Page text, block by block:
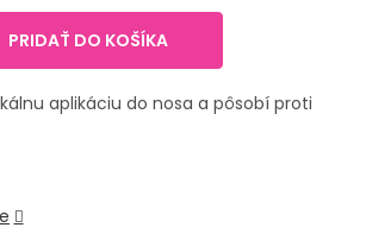
PRIDAŤ DO KOŠÍKA
aplikáciu do nosa a pôsobí proti